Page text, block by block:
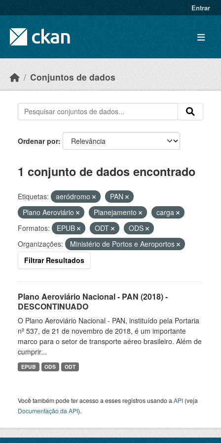
Entrar
Conjuntos de dados
Ordenar por
1 conjunto de dados encontrado
Etiquetas: aeródromo
PAN
Plano Aeroviário
Planejamento
carga
Formatos:
EPUB ODT
ODS
Organizações:
Ministério de Portos e Aeroportos
Filtrar Resultados
Plano Aeroviário Nacional - PAN (2018) -
DESCONTINUADO
O Plano Aeroviário Nacional - PAN, instituído pela Portaria
nº 537, de 21 de novembro de 2018, é um importante
marco para o setor de transporte aéreo brasileiro. Além de
cumprir...
EPUB ODS ODT
Você também pode ter acesso a esses registros usando a API (veja
Documentação da API).